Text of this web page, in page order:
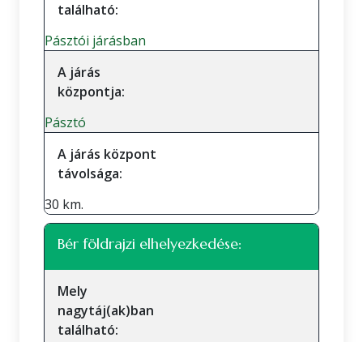
található:
Pásztói járásban
A járás
központja:
Pásztó
A járás központ
távolsága:
30 km.
Bér földrajzi elhelyezkedése:
Mely
nagytáj(ak)ban
található: